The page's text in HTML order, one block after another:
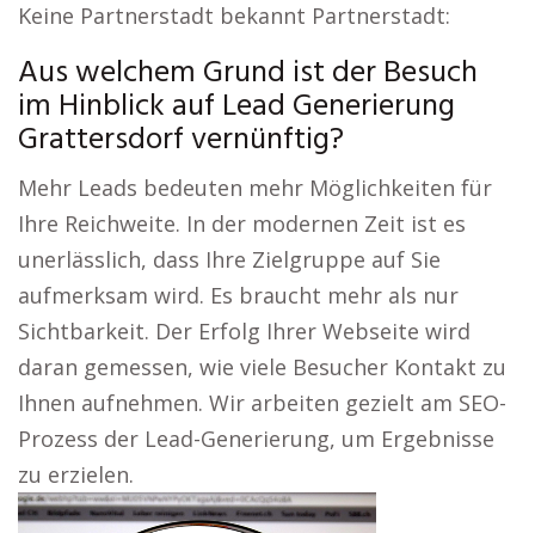
Keine Partnerstadt bekannt Partnerstadt:
Aus welchem Grund ist der Besuch
im Hinblick auf Lead Generierung
Grattersdorf vernünftig?
Mehr Leads bedeuten mehr Möglichkeiten für
Ihre Reichweite. In der modernen Zeit ist es
unerlässlich, dass Ihre Zielgruppe auf Sie
aufmerksam wird. Es braucht mehr als nur
Sichtbarkeit. Der Erfolg Ihrer Webseite wird
daran gemessen, wie viele Besucher Kontakt zu
Ihnen aufnehmen. Wir arbeiten gezielt am SEO-
Prozess der Lead-Generierung, um Ergebnisse
zu erzielen.